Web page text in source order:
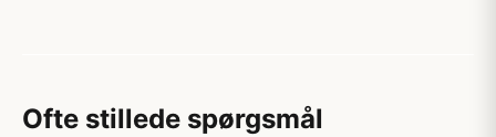
Ofte stillede spørgsmål